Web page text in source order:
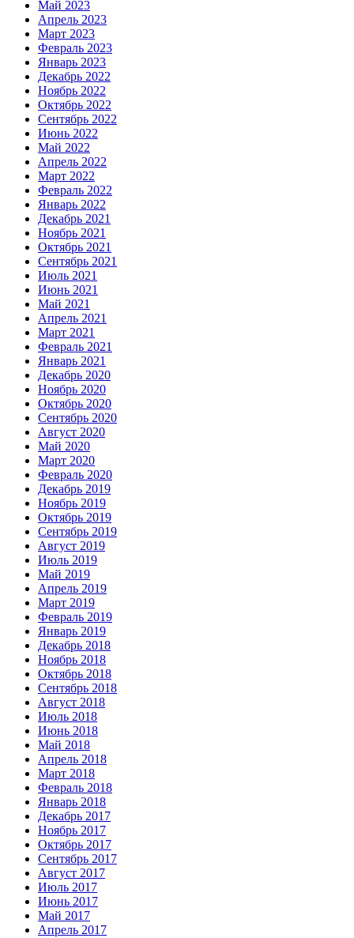
Май 2023
Апрель 2023
Март 2023
Февраль 2023
Январь 2023
Декабрь 2022
Ноябрь 2022
Октябрь 2022
Сентябрь 2022
Июнь 2022
Май 2022
Апрель 2022
Март 2022
Февраль 2022
Январь 2022
Декабрь 2021
Ноябрь 2021
Октябрь 2021
Сентябрь 2021
Июль 2021
Июнь 2021
Май 2021
Апрель 2021
Март 2021
Февраль 2021
Январь 2021
Декабрь 2020
Ноябрь 2020
Октябрь 2020
Сентябрь 2020
Август 2020
Май 2020
Март 2020
Февраль 2020
Декабрь 2019
Ноябрь 2019
Октябрь 2019
Сентябрь 2019
Август 2019
Июль 2019
Май 2019
Апрель 2019
Март 2019
Февраль 2019
Январь 2019
Декабрь 2018
Ноябрь 2018
Октябрь 2018
Сентябрь 2018
Август 2018
Июль 2018
Июнь 2018
Май 2018
Апрель 2018
Март 2018
Февраль 2018
Январь 2018
Декабрь 2017
Ноябрь 2017
Октябрь 2017
Сентябрь 2017
Август 2017
Июль 2017
Июнь 2017
Май 2017
Апрель 2017